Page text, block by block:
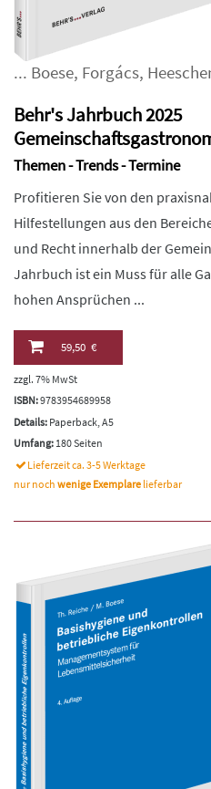
... Boese, Forgács,
Behr's Jahrbuch 2025
Themen - Trends - Termine
Profitieren Sie von den
Hilfestellungen aus den
und Recht innerhalb der
Jahrbuch ist ein Muss für alle
hohen Ansprüchen ...
59,50 €
zzgl. 7% MwSt
ISBN:9783954689958
Details: Paperback, A5
Umfang: 180 Seiten
Lieferzeit ca. 3-5 Werktage
nur noch wenige Exemplare lieferbar